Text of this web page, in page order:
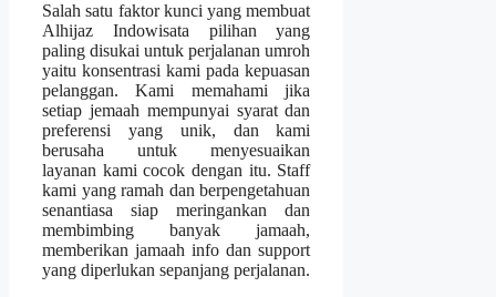
Salah satu faktor kunci yang membuat
Alhijaz Indowisata pilihan yang
paling disukai untuk perjalanan umroh
yaitu konsentrasi kami pada kepuasan
pelanggan. Kami memahami jika
setiap jemaah mempunyai syarat dan
preferensi yang unik, dan kami
berusaha untuk menyesuaikan
layanan kami cocok dengan itu. Staff
kami yang ramah dan berpengetahuan
senantiasa siap meringankan dan
membimbing banyak jamaah,
memberikan jamaah info dan support
yang diperlukan sepanjang perjalanan.